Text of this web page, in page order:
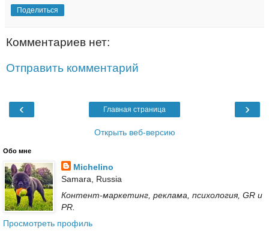
Поделиться
Комментариев нет:
Отправить комментарий
‹ ›
Главная страница
Открыть веб-версию
Обо мне
Michelino
Samara, Russia
Контент-маркетинг, реклама, психология, GR и
PR.
Просмотреть профиль